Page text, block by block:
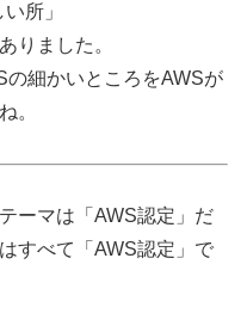
所」
りました。
細かいところをAWSが
。
ーマは「AWS認定」だ
すべて「AWS認定」で